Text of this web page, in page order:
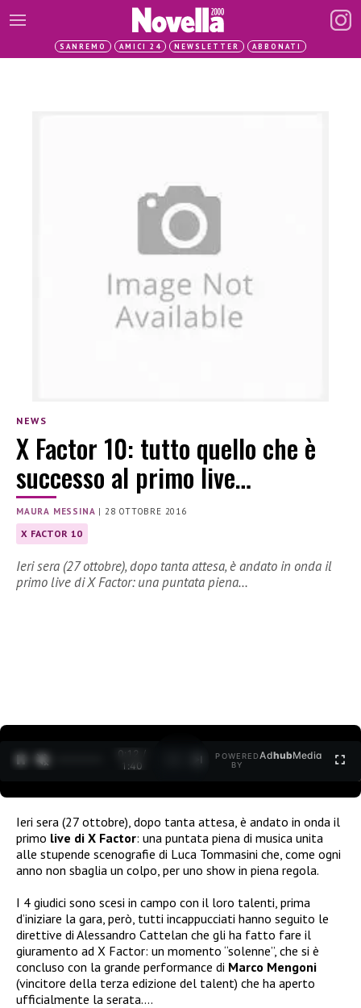
SANREMO AMICI 24 NEWSLETTER ABBONATI
NEWS
X Factor 10: tutto quello che è
successo al primo live…
MAURA MESSINA | 28 OTTOBRE 2016
X FACTOR 10
Ieri sera (27 ottobre), dopo tanta attesa, è andato in onda il
primo live di X Factor: una puntata piena…
0:12 /
1:40
POWERED
BY
AdhubMedia
Ieri sera (27 ottobre), dopo tanta attesa, è andato in onda il
primo live di X Factor: una puntata piena di musica unita
alle stupende scenografie di Luca Tommasini che, come ogni
anno non sbaglia un colpo, per uno show in piena regola.
I 4 giudici sono scesi in campo con il loro talenti, prima
d’iniziare la gara, però, tutti incappucciati hanno seguito le
direttive di Alessandro Cattelan che gli ha fatto fare il
giuramento ad X Factor: un momento “solenne”, che si è
concluso con la grande performance di Marco Mengoni
(vincitore della terza edizione del talent) che ha aperto
ufficialmente la serata….